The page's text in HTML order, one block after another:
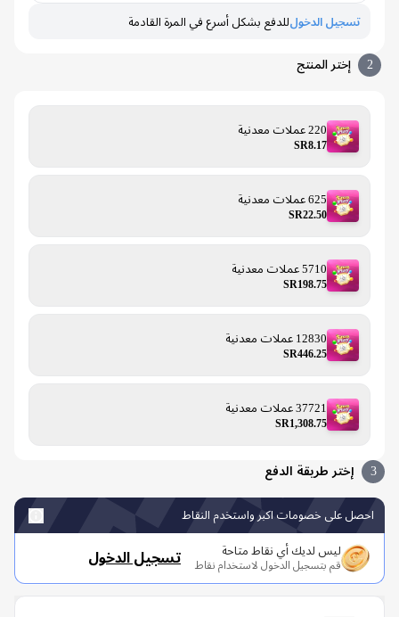
تسجيل الدخول للدفع بشكل أسرع في المرة القادمة
إختر المنتج
220 عملات معدنية
SR8.17
625 عملات معدنية
SR22.50
5710 عملات معدنية
SR198.75
12830 عملات معدنية
SR446.25
37721 عملات معدنية
SR1,308.75
إختر طريقة الدفع
على خصومات اكبر واستخدم النقاط
ليس لديك أي نقاط متاحة
قم بتسجيل الدخول لاستخدام نقاط تسجيل الدخول